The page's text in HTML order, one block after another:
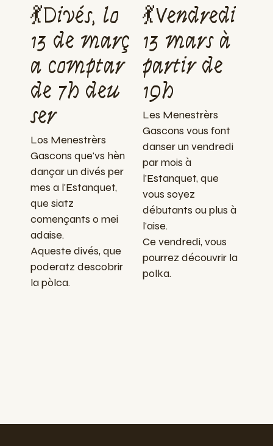
💃Divés, lo
13 de març
a comptar
de 7h deu
ser
Los Menestrèrs
Gascons que'vs hèn
dançar un divés per
mes a l'Estanquet,
que siatz
començants o mei
adaise.
Aqueste divés, que
poderatz descobrir
la pòlca.
💃Vendredi
13 mars à
partir de
19h
Les Menestrèrs
Gascons vous font
danser un vendredi
par mois à
l'Estanquet, que
vous soyez
débutants ou plus à
l'aise.
Ce vendredi, vous
pourrez découvrir la
polka.